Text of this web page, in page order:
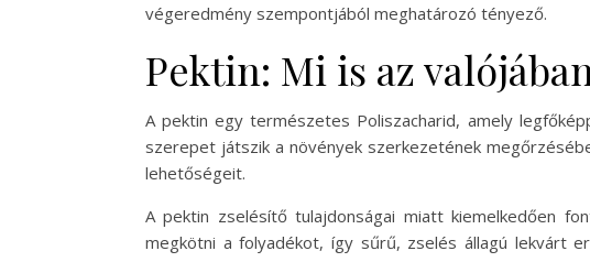
végeredmény szempontjából meghatározó tényező.
Pektin: Mi is az
A pektin egy természetes Poliszacharid, amely
szerepet játszik a növények szerkezetének
lehetőségeit.
A pektin zselésítő tulajdonságai miatt kiemelkedően
megkötni a folyadékot, így sűrű, zselés állagú lekvárt